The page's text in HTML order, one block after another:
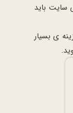
سایت باید
ی بسیار